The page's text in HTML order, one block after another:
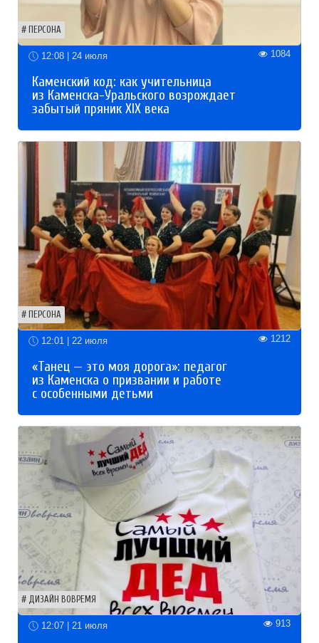
ПЕРСОНА
12:08 | 24 июля 1084
Каменский код: как учительница
из Каменска-Уральского возрождает
забытый пряник XIX века
ПЕРСОНА
12:01 | 22 июля 1212
«Танец — это моя дорога»: педагог
из Каменска о призвании и работе
с особенными детьми
ДИЗАЙН ВОВРЕМЯ
12:07 | 21 июля 913